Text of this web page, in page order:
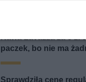
Kawa Lavazza za 0
paczek, bo nie ma
Sprawdziła cenę